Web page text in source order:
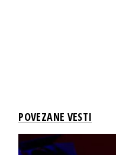
POVEZANE VESTI